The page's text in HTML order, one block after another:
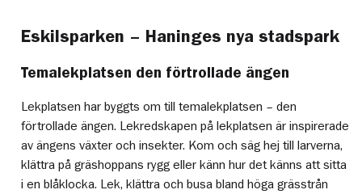
Eskilsparken – Haninges nya stadspark
Temalekplatsen den förtrollade ängen
Lekplatsen har byggts om till temalekplatsen – den
förtrollade ängen. Lekredskapen på lekplatsen är inspirerade
av ängens växter och insekter. Kom och säg hej till larverna,
klättra på gräshoppans rygg eller känn hur det känns att sitta
i en blåklocka. Lek, klättra och busa bland höga grässtrån